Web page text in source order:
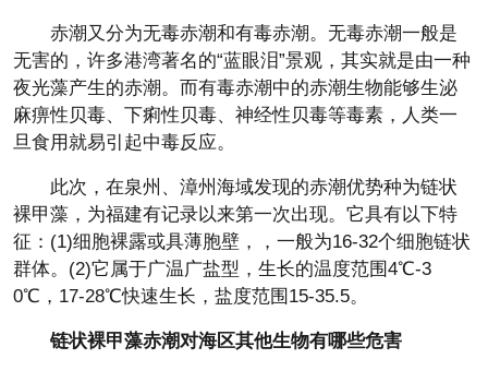
赤潮又分为无毒赤潮和有毒赤潮。无毒赤潮一般是
无害的，许多港湾著名的“蓝眼泪”景观，其实就是由一种
夜光藻产生的赤潮。而有毒赤潮中的赤潮生物能够生泌
麻痹性贝毒、下痢性贝毒、神经性贝毒等毒素，人类一
旦食用就易引起中毒反应。
此次，在泉州、漳州海域发现的赤潮优势种为链状
裸甲藻，为福建有记录以来第一次出现。它具有以下特
征：(1)细胞裸露或具薄胞壁，，一般为16-32个细胞链状
群体。(2)它属于广温广盐型，生长的温度范围4℃-3
0℃，17-28℃快速生长，盐度范围15-35.5。
链状裸甲藻赤潮对海区其他生物有哪些危害